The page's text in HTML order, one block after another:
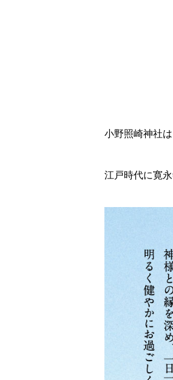
小野照崎神社
江戸時代に寛